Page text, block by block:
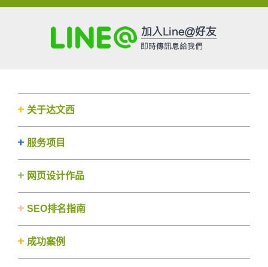
关于达文西
服务项目
网页设计作品
SEO排名指南
成功案例